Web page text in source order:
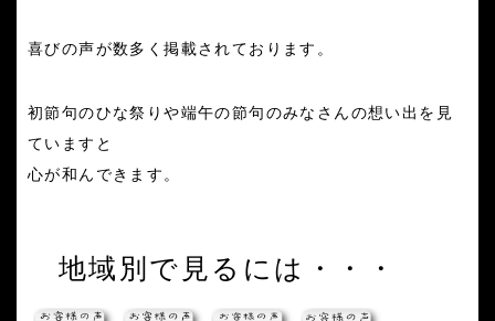
喜びの声が数多く掲載されております。
初節句のひな祭りや端午の節句のみなさんの想い出を見
ていますと
心が和んできます。
地域別で見るには・・・